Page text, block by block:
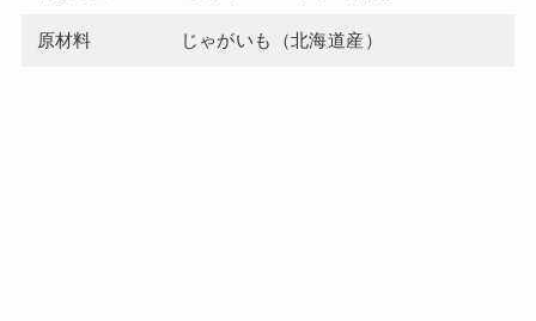
原材料 じゃがいも（北海道産）